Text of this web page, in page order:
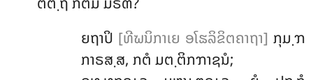
ຍຖາປິ [ທີຆນິກາເຍ ອໂຘລິຂິຕຄາຖາ] ກຸມ຺ຠ
ກາຣສ຺ສ, ກຕໍ ມຕ຺ຕິກຠາຊນໍ;